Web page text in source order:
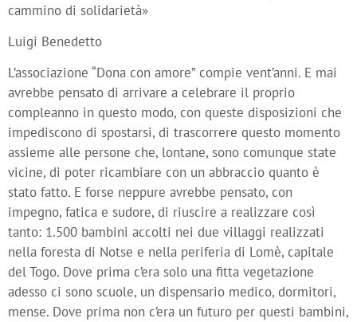
cammino di solidarietà»
Luigi Benedetto
L’associazione “Dona con amore” compie vent’anni. E mai
avrebbe pensato di arrivare a celebrare il proprio
compleanno in questo modo, con queste disposizioni che
impediscono di spostarsi, di trascorrere questo momento
assieme alle persone che, lontane, sono comunque state
vicine, di poter ricambiare con un abbraccio quanto è
stato fatto. E forse neppure avrebbe pensato, con
impegno, fatica e sudore, di riuscire a realizzare così
tanto: 1.500 bambini accolti nei due villaggi realizzati
nella foresta di Notse e nella periferia di Lomè, capitale
del Togo. Dove prima c’era solo una fitta vegetazione
adesso ci sono scuole, un dispensario medico, dormitori,
mense. Dove prima non c’era un futuro per questi bambini,